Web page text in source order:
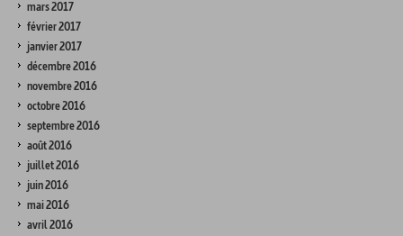
mars 2017
février 2017
janvier 2017
décembre 2016
novembre 2016
octobre 2016
septembre 2016
août 2016
juillet 2016
juin 2016
mai 2016
avril 2016